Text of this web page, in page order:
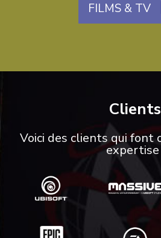
FILMS & TV
Clients
Voici des clients qui font
expertise